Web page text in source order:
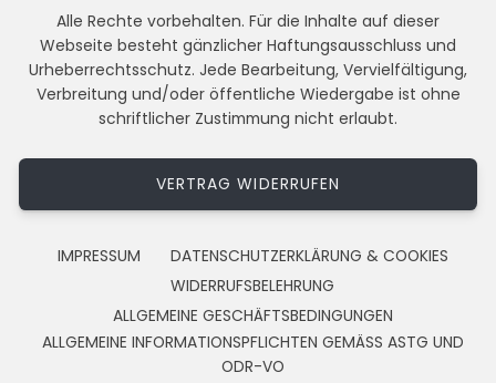
Alle Rechte vorbehalten. Für die Inhalte auf dieser
Webseite besteht gänzlicher Haftungsausschluss und
Urheberrechtsschutz. Jede Bearbeitung, Vervielfältigung,
Verbreitung und/oder öffentliche Wiedergabe ist ohne
schriftlicher Zustimmung nicht erlaubt.
VERTRAG WIDERRUFEN
IMPRESSUM
DATENSCHUTZERKLÄRUNG & COOKIES
WIDERRUFSBELEHRUNG
ALLGEMEINE GESCHÄFTSBEDINGUNGEN
ALLGEMEINE INFORMATIONSPFLICHTEN GEMÄSS ASTG UND
ODR-VO